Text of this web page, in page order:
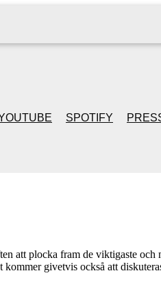
SPOTIFY
att plocka fram de viktigaste och
givetvis också att